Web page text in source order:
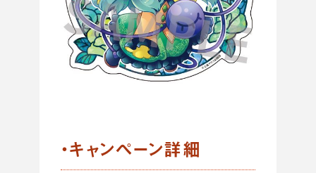
・キャンペーン詳細